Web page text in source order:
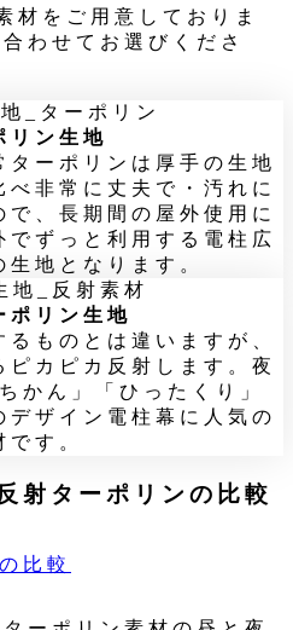
材をご用意しておりま
わせてお選びくださ
リン生地
ターポリンは厚手の生地
非常に丈夫で・汚れに
で、長期間の屋外使用に
ずっと利用する電柱広
地となります。
ポリン生地
ものとは違いますが、
カピカ反射します。夜
かん」「ひったくり」
デザイン電柱幕に人気の
です。
射ターポリンの比較